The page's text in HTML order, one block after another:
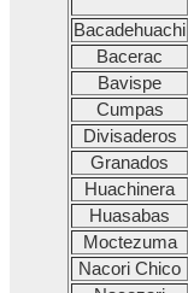
Bacadehuachi
Bacerac
Bavispe
Cumpas
Divisaderos
Granados
Huachinera
Huasabas
Moctezuma
Nacori Chico